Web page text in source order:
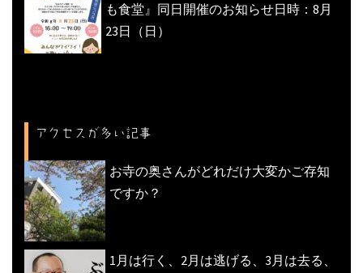
も食堂』同日開催のお知らせ日時：8月
23日（日）
アクセスが多い記事
お寺の奥さんがどれだけ大変かご存知
ですか？
1月は行く、2月は逃げる、3月は去る、